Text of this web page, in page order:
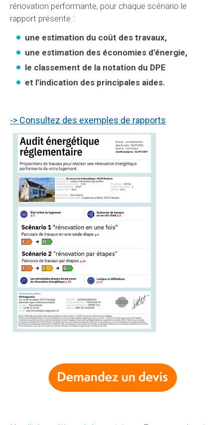
rénovation performante, pour chaque scénario le
rapport présente :
une estimation du coût des travaux,
une estimation des économies d’énergie,
le classement de la notation du DPE
et l’indication des principales aides.
-> Consultez des exemples de rapports